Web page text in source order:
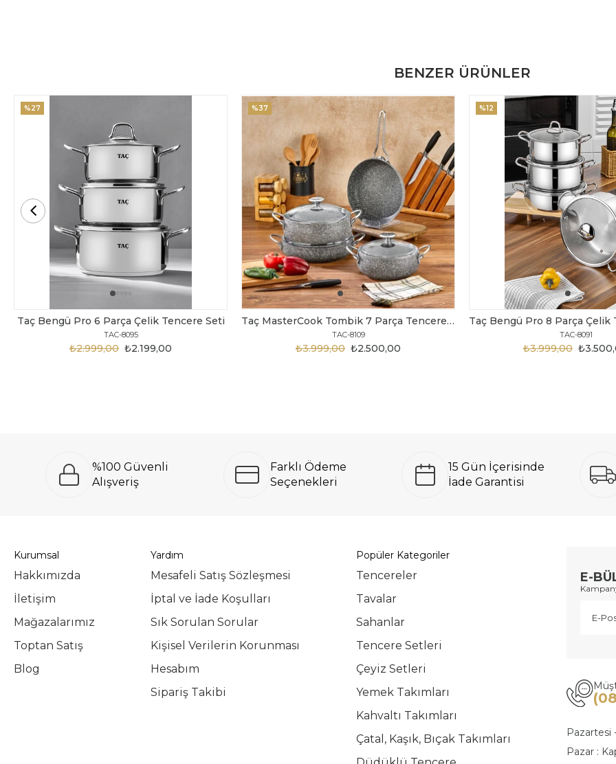
BENZER ÜRÜNLER
Taç Bengü Pro 6 Parça Çelik Tencere Seti
TAC-8095
₺2.199,00
₺2.999,00
%27
Taç MasterCook Tombik 7 Parça Tencere Seti Gri Metal Saplı
TAC-8109
₺2.500,00
₺3.999,00
%37
TAC-8091
₺3.999,00
%12
%100 Güvenli
Alışveriş
Farklı Ödeme
Seçenekleri
15 Gün İçerisinde
İade Garantisi
Kurumsal
Hakkımızda
İletişim
Mağazalarımız
Toptan Satış
Blog
Yardım
Mesafeli Satış Sözleşmesi
İptal ve İade Koşulları
Sık Sorulan Sorular
Kişisel Verilerin Korunması
Hesabım
Sipariş Takibi
Popüler Kategoriler
Tencereler
Tavalar
Sahanlar
Tencere Setleri
Çeyiz Setleri
Yemek Takımları
Kahvaltı Takımları
Çatal, Kaşık, Bıçak Takımları
E-
Pazartesi
Pazar :